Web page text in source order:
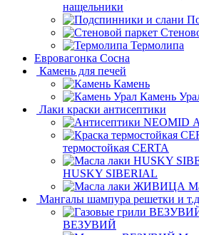
нащельники
Термолипа
Евровагонка Сосна
Камень для печей
Камень
Камень
Лаки краски антисептики
термостойкая CERTA
HUSKY SIBERIAL
Мангалы шампура решетки и
ВЕЗУВИЙ